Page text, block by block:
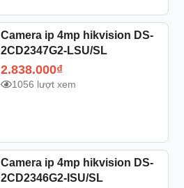
Camera ip 4mp hikvision DS-
2CD2347G2-LSU/SL
2.838.000₫
1056 lượt xem
Camera ip 4mp hikvision DS-
2CD2346G2-ISU/SL